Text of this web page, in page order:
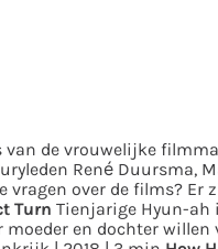
van de vrouwelijke
René Duursma,
over de films? Er
TurnTienjarige Hyun-ah
en dochter